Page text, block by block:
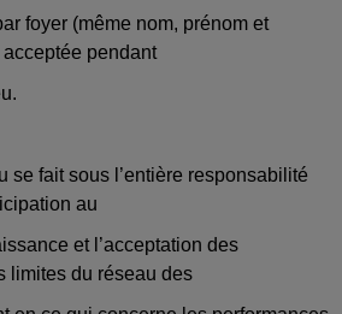
foyer (même nom, prénom et
pendant
se fait sous l’entière responsabilité
au
et l’acceptation des
limites du réseau des